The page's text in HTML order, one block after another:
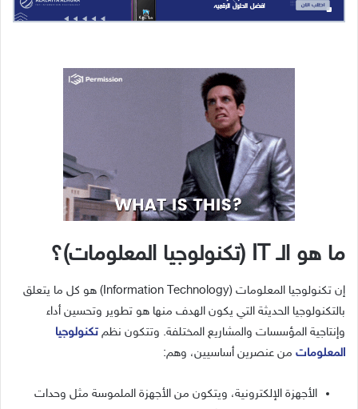
ما هو الـ IT (تكنولوجيا المعلومات)؟
إن تكنولوجيا المعلومات (Information Technology) هو كل ما يتعلق
بالتكنولوجيا الحديثة التي يكون الهدف منها هو تطوير وتحسين أداء
وإنتاجية المؤسسات والمشاريع المختلفة. وتتكون نظم تكنولوجيا
المعلومات من عنصرين أساسيين، وهم:
الأجهزة الإلكترونية، ويتكون من الأجهزة الملموسة مثل وحدات